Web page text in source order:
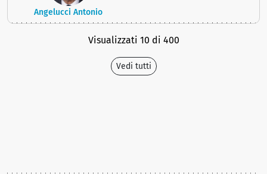
Angelucci Antonio
Visualizzati 10 di 400
Vedi tutti